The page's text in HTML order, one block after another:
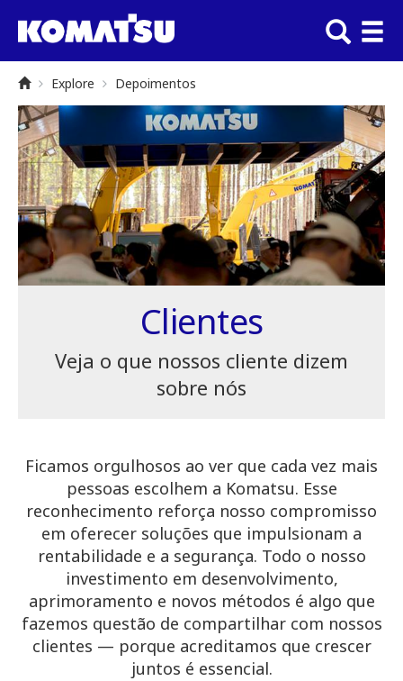
Explore Depoimentos
Clientes
Veja o que nossos cliente dizem
sobre nós
Ficamos orgulhosos ao ver que cada vez mais
pessoas escolhem a Komatsu. Esse
reconhecimento reforça nosso compromisso
em oferecer soluções que impulsionam a
rentabilidade e a segurança. Todo o nosso
investimento em desenvolvimento,
aprimoramento e novos métodos é algo que
fazemos questão de compartilhar com nossos
clientes — porque acreditamos que crescer
juntos é essencial.